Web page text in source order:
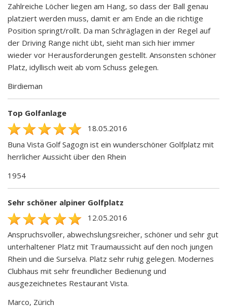
Zahlreiche Löcher liegen am Hang, so dass der Ball genau
platziert werden muss, damit er am Ende an die richtige
Position springt/rollt. Da man Schräglagen in der Regel auf
der Driving Range nicht übt, sieht man sich hier immer
wieder vor Herausforderungen gestellt. Ansonsten schöner
Platz, idyllisch weit ab vom Schuss gelegen.
Birdieman
Top Golfanlage
18.05.2016
Buna Vista Golf Sagogn ist ein wunderschöner Golfplatz mit
herrlicher Aussicht über den Rhein
1954
Sehr schöner alpiner Golfplatz
12.05.2016
Anspruchsvoller, abwechslungsreicher, schöner und sehr gut
unterhaltener Platz mit Traumaussicht auf den noch jungen
Rhein und die Surselva. Platz sehr ruhig gelegen. Modernes
Clubhaus mit sehr freundlicher Bedienung und
ausgezeichnetes Restaurant Vista.
Marco, Zürich